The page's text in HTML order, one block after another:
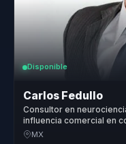
Disponible
Carlos Fedullo
Consultor en
influencia comercial en
comerciales.
MX